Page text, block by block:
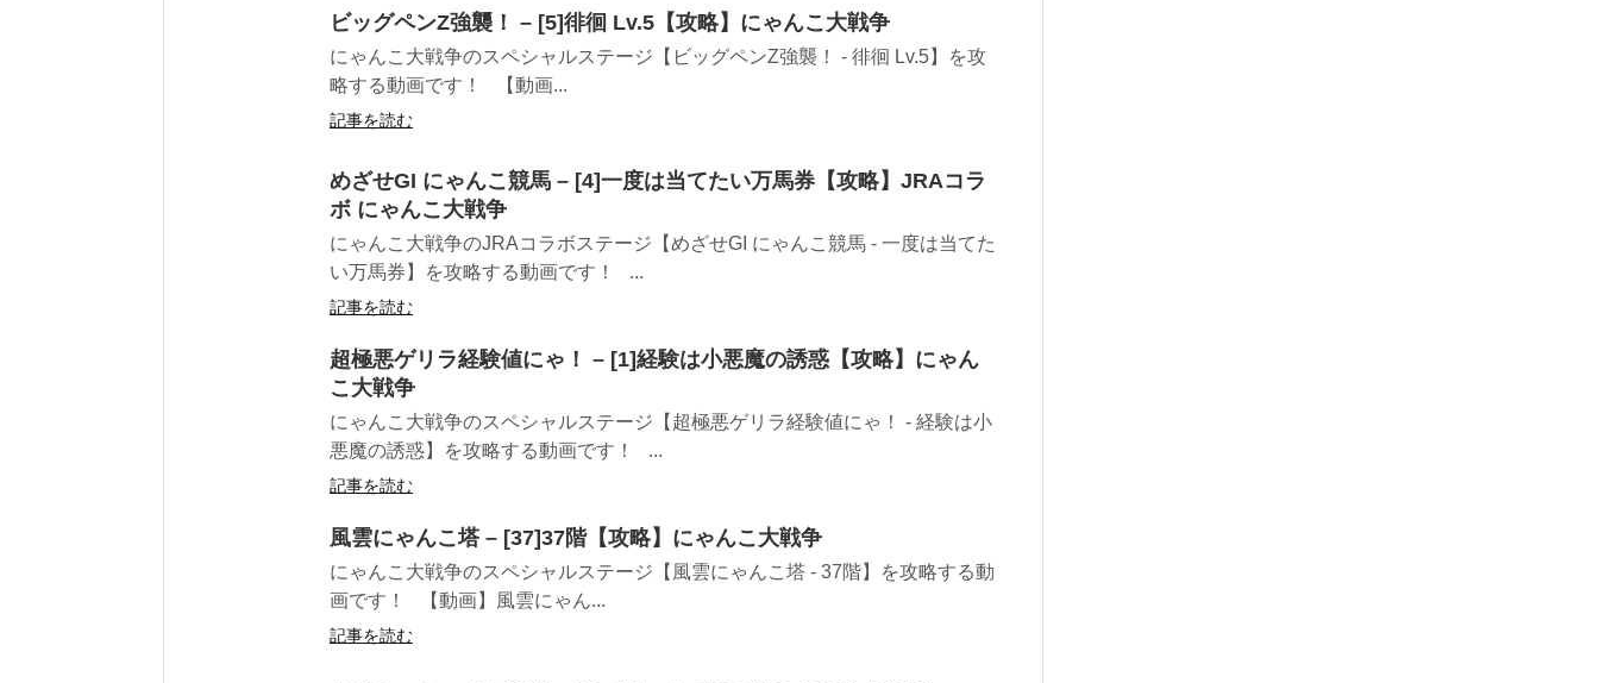
ビッグペンZ強襲！ – [5]徘徊 Lv.5【攻略】にゃんこ大戦争
にゃんこ大戦争のスペシャルステージ【ビッグペンZ強襲！ - 徘徊 Lv.5】を攻
略する動画です！ 【動画...
記事を読む
めざせGI にゃんこ競馬 – [4]一度は当てたい万馬券【攻略】JRAコラ
ボ にゃんこ大戦争
にゃんこ大戦争のJRAコラボステージ【めざせGI にゃんこ競馬 - 一度は当てた
い万馬券】を攻略する動画です！ ...
記事を読む
超極悪ゲリラ経験値にゃ！ – [1]経験は小悪魔の誘惑【攻略】にゃん
こ大戦争
にゃんこ大戦争のスペシャルステージ【超極悪ゲリラ経験値にゃ！ - 経験は小
悪魔の誘惑】を攻略する動画です！ ...
記事を読む
風雲にゃんこ塔 – [37]37階【攻略】にゃんこ大戦争
にゃんこ大戦争のスペシャルステージ【風雲にゃんこ塔 - 37階】を攻略する動
画です！ 【動画】風雲にゃん...
記事を読む